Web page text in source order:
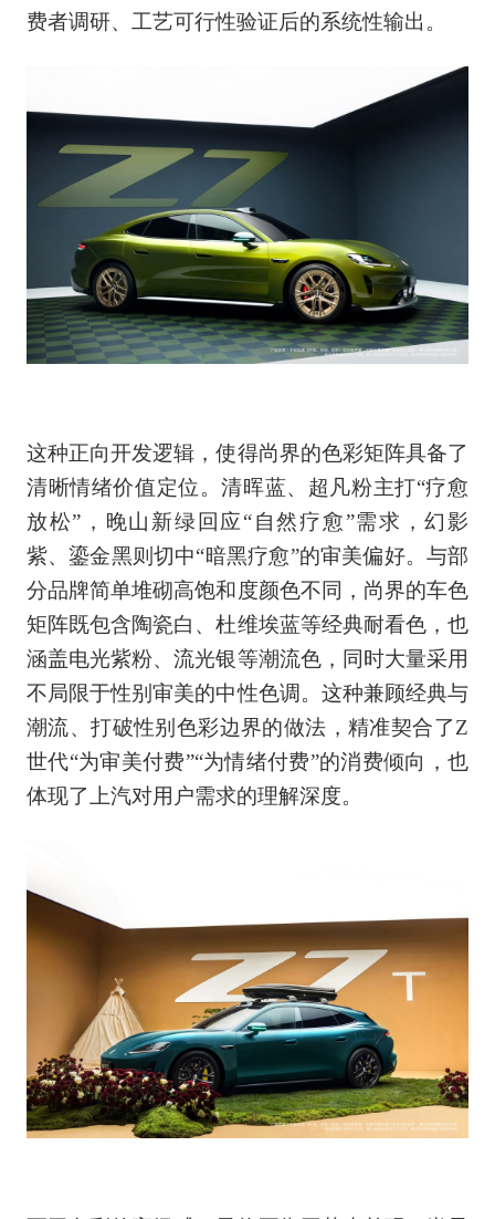
费者调研、工艺可行性验证后的系统性输出。
这种正向开发逻辑，使得尚界的色彩矩阵具备了
清晰情绪价值定位。清晖蓝、超凡粉主打“疗愈
放松”，晚山新绿回应“自然疗愈”需求，幻影
紫、鎏金黑则切中“暗黑疗愈”的审美偏好。与部
分品牌简单堆砌高饱和度颜色不同，尚界的车色
矩阵既包含陶瓷白、杜维埃蓝等经典耐看色，也
涵盖电光紫粉、流光银等潮流色，同时大量采用
不局限于性别审美的中性色调。这种兼顾经典与
潮流、打破性别色彩边界的做法，精准契合了Z
世代“为审美付费”“为情绪付费”的消费倾向，也
体现了上汽对用户需求的理解深度。